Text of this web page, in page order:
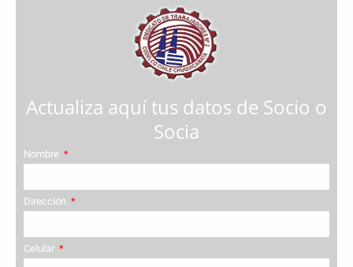
Actualiza aquí tus datos de Socio o
Socia
Nombre
Dirección
Celular